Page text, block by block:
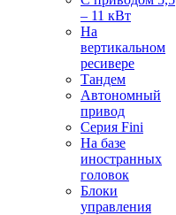
– 11 кВт
На
вертикальном
ресивере
Тандем
Автономный
привод
Серия Fini
На базе
иностранных
головок
Блоки
управления